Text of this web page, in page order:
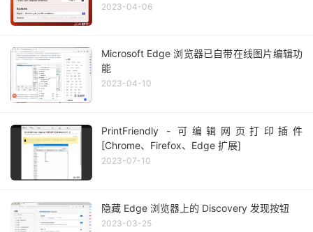
2023-04-06
Microsoft Edge 浏览器已自带在线图片编辑功
能
2023-04-10
PrintFriendly - 可编辑网页打印插件
[Chrome、Firefox、Edge 扩展]
2023-07-10
隐藏 Edge 浏览器上的 Discovery 发现按钮
2023-03-25